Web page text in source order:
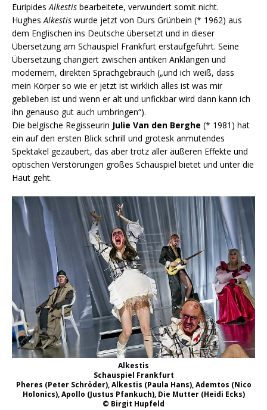
EuripidesAlkestis bearbeitete, verwundert somit nicht.
HughesAlkestis wurde jetzt von Durs Grünbein (* 1962) aus
dem Englischen ins Deutsche übersetzt und in dieser
Übersetzung am Schauspiel Frankfurt erstaufgeführt. Seine
Übersetzung changiert zwischen antiken Anklängen und
modernem, direkten Sprachgebrauch („und ich weiß, dass
mein Körper so wie er jetzt ist wirklich alles ist was mir
geblieben ist und wenn er alt und unfickbar wird dann kann ich
ihn genauso gut auch umbringen“).
Die belgische Regisseurin Julie Van den Berghe (* 1981) hat
ein auf den ersten Blick schrill und grotesk anmutendes
Spektakel gezaubert, das aber trotz aller äußeren Effekte und
optischen Verstörungen großes Schauspiel bietet und unter die
Haut geht.
Alkestis
Schauspiel Frankfurt
Pheres (Peter Schröder), Alkestis (Paula Hans), Ademtos (Nico
Holonics), Apollo (Justus Pfankuch), Die Mutter (Heidi Ecks)
© Birgit Hupfeld